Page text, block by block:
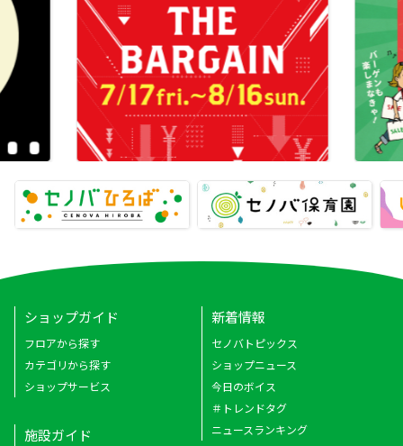
ショップガイド
フロアから探す
カテゴリから探す
ショップサービス
新着情報
セノバトピックス
ショップニュース
今日のボイス
＃トレンドタグ
ニュースランキング
施設ガイド